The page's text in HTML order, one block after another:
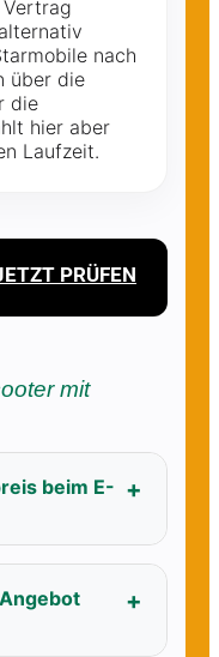
Vertrag
nach
über die
die
hier aber
Laufzeit.
PRÜFEN
mit
beim E-